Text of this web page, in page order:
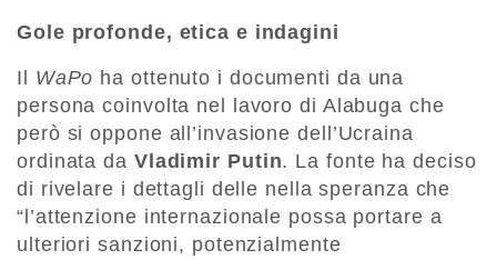
Gole profonde, etica e indagini
Il WaPo ha ottenuto i documenti da una
persona coinvolta nel lavoro di Alabuga che
però si oppone all’invasione dell’Ucraina
ordinata da Vladimir Putin. La fonte ha deciso
di rivelare i dettagli delle nella speranza che
“l’attenzione internazionale possa portare a
ulteriori sanzioni, potenzialmente